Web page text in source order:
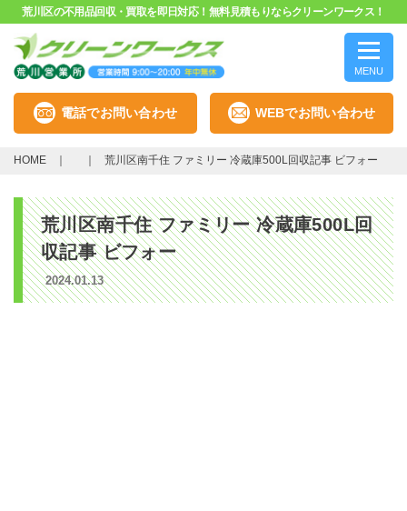
荒川区の不用品回収・買取を即日対応！無料見積もりならクリーンワークス！
MENU
電話でお問い合わせ WEBでお問い合わせ
HOME 荒川区南千住 ファミリー 冷蔵庫500L回収記事 ビフォー
荒川区南千住 ファミリー 冷蔵庫500L回
収記事 ビフォー
2024.01.13